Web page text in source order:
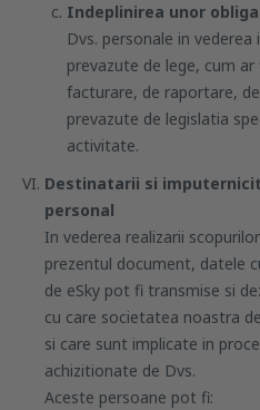
Indeplinirea unor
Dvs. personale in
prevazute de lege, cum
facturare, de raportare,
prevazute de legislatia
activitate.
Destinatarii si
personal
In vederea realizarii
prezentul document, datele
de eSky pot fi transmise si
cu care societatea noastra
si care sunt implicate in
achizitionate de Dvs.
Aceste persoane pot fi: